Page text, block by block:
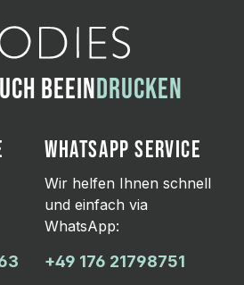
BEEINDRUCKEN
WHATSAPP SERVICE
Wir helfen Ihnen schnell
und einfach via
WhatsApp:
+49 176 21798751